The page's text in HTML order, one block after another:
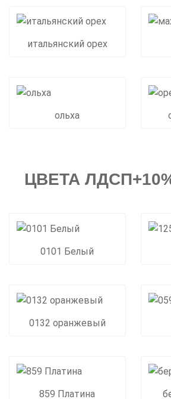
итальянский орех
ольха
ЦВЕТА
0101 Белый
0132 оранжевый
859 Платина